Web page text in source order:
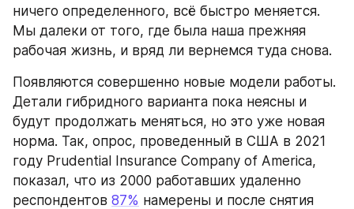
ничего определенного, всё быстро меняется.
Мы далеки от того, где была наша прежняя
рабочая жизнь, и вряд ли вернемся туда снова.
Появляются совершенно новые модели работы.
Детали гибридного варианта пока неясны и
будут продолжать меняться, но это уже новая
норма. Так, опрос, проведенный в США в 2021
году Prudential Insurance Company of America,
показал, что из 2000 работавших удаленно
респондентов 87% намерены и после снятия